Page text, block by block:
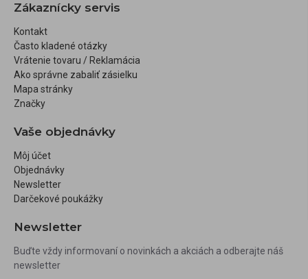
Zákaznícky servis
Kontakt
Často kladené otázky
Vrátenie tovaru / Reklamácia
Ako správne zabaliť zásielku
Mapa stránky
Značky
Vaše objednávky
Môj účet
Objednávky
Newsletter
Darčekové poukážky
Newsletter
Buďte vždy informovaní o novinkách a akciách a odberajte náš
newsletter